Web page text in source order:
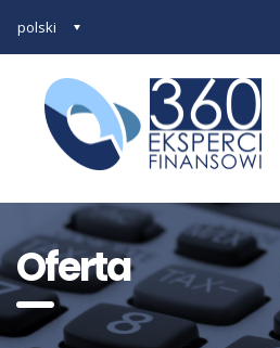
polski
Oferta